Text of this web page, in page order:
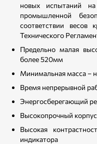
новых испытаний
промышленной
соответствии весов
Технического
Предельно малая
более 520мм
Минимальная масса –
Время непрерывной
Энергосберегающий
Высокопрочный корпус
Высокая
индикатора